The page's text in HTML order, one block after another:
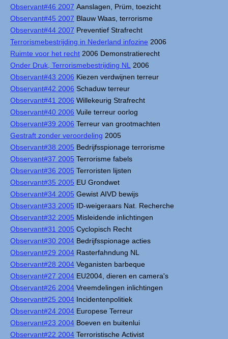
Observant#46 2007 Aanslagen, Prüm, toezicht
Observant#45 2007 Blauw Waas, terrorisme
Observant#44 2007 Preventief Strafrecht
Terrorismebestrijding in Nederland infozine 2006
Ruimte voor het recht 2006 Demonstratierecht
Onder Druk, Terrorismebestrijding NL
2006
Observant#43 2006 Kiezen verdwijnen terreur
Observant#42 2006 Schaduw terreur
Observant#41 2006 Willekeurig Strafrecht
Observant#40 2006 Vuile terreur oorlog
Observant#39 2006 Terreur van grootmachten
Gestraft zonder veroordeling 2005
Observant#38 2005 Bedrijfsspionage terrorisme
Observant#37 2005 Terrorisme fabels
Observant#36 2005 Terroristen lijsten
Observant#35 2005 EU Grondwet
Observant#34 2005 Gewist AIVD bewijs
Observant#33 2005 ID-weigeraars Nat. Recherche
Observant#32 2005 Misleidende inlichtingen
Observant#31 2005 Cyclopisch Recht
Observant#30 2004 Bedrijfsspionage acties
Observant#29 2004 Rasterfahndung NL
Observant#28 2004 Veganisten barbeque
Observant#27 2004 EU2004, dieren en camera's
Observant#26 2004 Vreemdelingen inlichtingen
Observant#25 2004 Incidentenpolitiek
Observant#24 2004 Europese Terreur
Observant#23 2004 Boeven en buitenlui
Observant#22 2004 Terroristische Activist